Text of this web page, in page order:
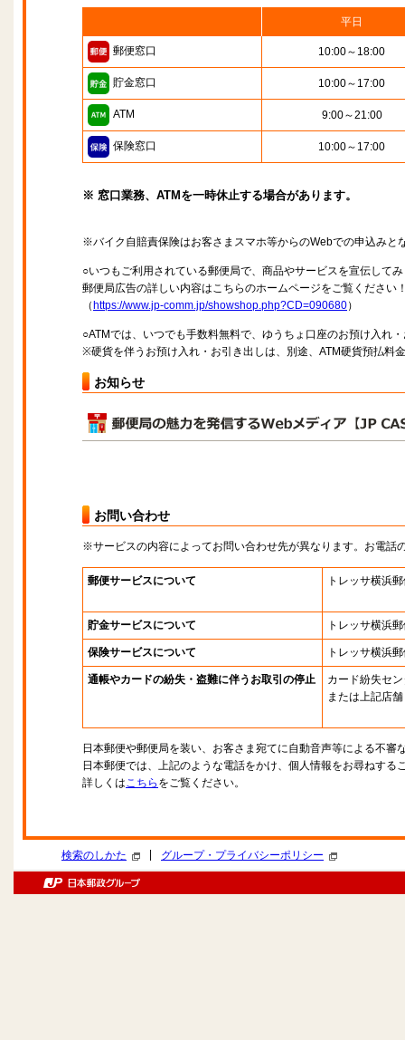
平日
郵便窓口 10:00～18:00
貯金窓口 10:00～17:00
ATM 9:00～21:00
保険窓口 10:00～17:00
※ 窓口業務、ATMを一時休止する場合があります。
※バイク自賠責保険はお客さまスマホ等からのWebでの申込みと
○いつもご利用されている郵便局で、商品やサービスを宣伝して
郵便局広告の詳しい内容はこちらのホームページをご覧ください
（ https://www.jp-comm.jp/showshop.php?CD=090680）
○ATMでは、いつでも手数料無料で、ゆうちょ口座のお預け入れ
※硬貨を伴うお預け入れ・お引き出しは、別途、ATM硬貨預払料
お知らせ
お問い合わせ
※サービスの内容によってお問い合わせ先が異なります。お電話
郵便サービスについて トレッサ横浜
貯金サービスについて トレッサ横浜
保険サービスについて トレッサ横浜
通帳やカードの紛失・盗難に伴うお取引の停止
カード紛失セ
または上記店舗
日本郵便や郵便局を装い、お客さま宛てに自動音声等による不審
日本郵便では、上記のような電話をかけ、個人情報をお尋ねする
詳しくはこちら をご覧ください。
検索のしかた グループ・プライバシーポリシー